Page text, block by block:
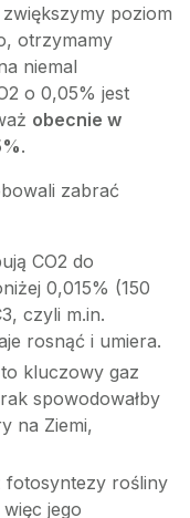
poziom
otrzymamy
niemal
o 0,05% jest
obecnie w
.
zabrać
CO2 do
0,015% (150
czyli m.in.
rosnąć i umiera.
to kluczowy gaz
spowodowałby
na Ziemi,
fotosyntezy rośliny
jego